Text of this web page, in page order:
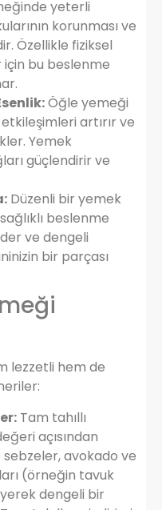
yeterli
korunması ve
Özellikle fiziksel
bu beslenme
Öğle yemeği
artırır ve
Yemek
güçlendirir ve
Düzenli bir yemek
beslenme
ve dengeli
bir parçası
lezzetli hem de
Tam tahıllı
açısından
avokado ve
(örneğin tavuk
dengeli bir